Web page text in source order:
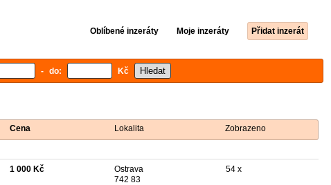
Oblíbené inzeráty Moje inzeráty Přidat inzerát
- do: Kč
Cena Lokalita Zobrazeno
1 000 Kč
Ostrava
742 83
54 x